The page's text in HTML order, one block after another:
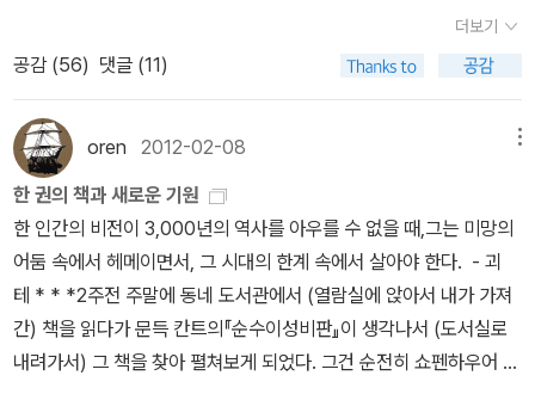
'공부삼아서' 그랬다고 쳐도 좋았다.PX에서 구입한 대학노트를 낙서
장 겸 '독서노트'로 삼았다. 언제 어디서 주워들은 문구인지는 몰라도
'칸트의 묘비명'까지 떡하니 내걸어 놓았다. 1984년 가을이었으니 상
병 계급장은 달았을 듯하고, 전역을 1년 가량 앞둔 때였다.(독서노트
앞표지를 넘기면 컬러 내지가 한 장 더 있었다. 거기에 내 소속/이름
과 함께 저런 걸 적어 놓았었다.)그 당시에 내가 주로 읽었던 책은 '삼
성출판사'에서 나온《세계사상전집(전32권)》이었다. 그 책은 내가 입
대하기 전에도 가끔씩 들춰본 적이 있었다. 내가 다니던 학교 앞에서
나와 함께 자취를 하던 형이 큰 맘 먹고 '전집'을 한꺼번에 마련해 놓
은 덕분이었다. 나는 읽고 싶은 책들을 두어 권씩 골라서 형한테 편지
를 보냈고, 형은 그때마다 그 책들을 어김없이 소포로 내게 보내줬다.
더보기
공감 (56) 댓글 (11)
oren 2012-02-08
한 권의 책과 새로운 기원
한 인간의 비전이 3,000년의 역사를 아우를 수 없을 때,그는 미망의
어둠 속에서 헤메이면서, 그 시대의 한계 속에서 살아야 한다. - 괴
테 * * *2주전 주말에 동네 도서관에서 (열람실에 앉아서 내가 가져
간) 책을 읽다가 문득 칸트의『순수이성비판』이 생각나서 (도서실로
내려가서) 그 책을 찾아 펼쳐보게 되었다. 그건 순전히 쇼펜하우어 때